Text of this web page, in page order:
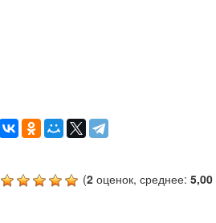
(2 оценок, среднее:5,00